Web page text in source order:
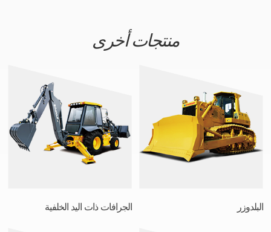
منتجات أخرى
البلدوزر الجرافات ذات اليد الخلفية